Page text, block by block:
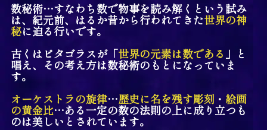
数秘術…すなわち数で物事を読み解くという試み
は、紀元前、はるか昔から行われてきた世界の神
秘に迫る行いです。
古くはピタゴラスが「世界の元素は数である 」と
唱え、その考え方は数秘術のもとになっていま
す。
オーケストラの旋律…歴史に名を残す彫刻 ・ 絵画
の黄金比…ある一定の数の法則の上に成り立つも
のは美しいとされています。